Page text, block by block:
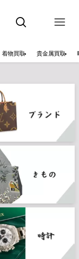
着物買取 貴金属買取